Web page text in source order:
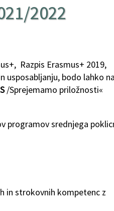
2022
Razpis Erasmus+ 2019,
usposabljanju, bodo lahko
/Sprejemamo priložnosti«
programov srednjega
in strokovnih kompetenc z